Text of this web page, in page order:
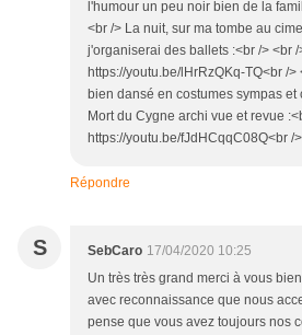
l'humour un peu noir bien de la
<br /> La nuit, sur ma tombe au
j'organiserai des ballets :<br /> <br /
https://youtu.be/lHrRzQKq-TQ<br />
bien dansé en costumes sympas
Mort du Cygne archi vue et revue
https://youtu.be/fJdHCqqC08Q<br /
Répondre
S SebCaro 17/04/2020 10:25
Un très très grand merci à vous
avec reconnaissance que nous
pense que vous avez toujours nos